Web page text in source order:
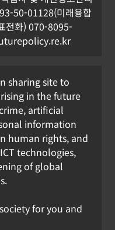
50-01128(미래융합
전화) 070-8095-
sharing site to
in the future
artificial
information
human rights, and
technologies,
of global
for you and